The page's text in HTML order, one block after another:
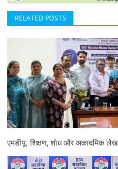
RELATED POSTS
एमडीयूः शिक्षण, शोध और अकादमिक